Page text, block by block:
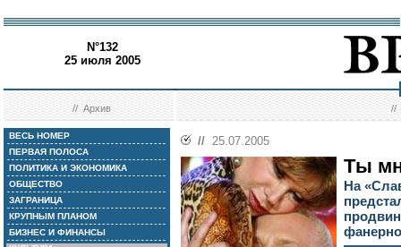
N°132
25 июля 2005
//Архив //
ВЕСЬ НОМЕР
ПЕРВАЯ ПОЛОСА
ПОЛИТИКА И ЭКОНОМИКА
ОБЩЕСТВО
ЗАГРАНИЦА
КРУПНЫМ ПЛАНОМ
БИЗНЕС И ФИНАНСЫ
// 25.07.2005
Ты
На